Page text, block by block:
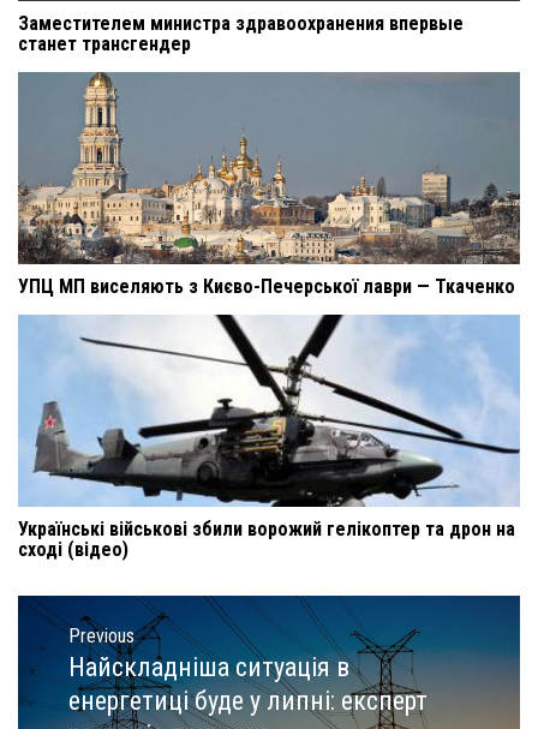
Заместителем министра здравоохранения впервые
станет трансгендер
УПЦ МП виселяють з Києво-Печерської лаври — Ткаченко
Українські військові збили ворожий гелікоптер та дрон на
сході (відео)
Навигация
по
записям
Previous
Previous
post:
Найскладніша ситуація в
енергетиці буде у липні: експерт